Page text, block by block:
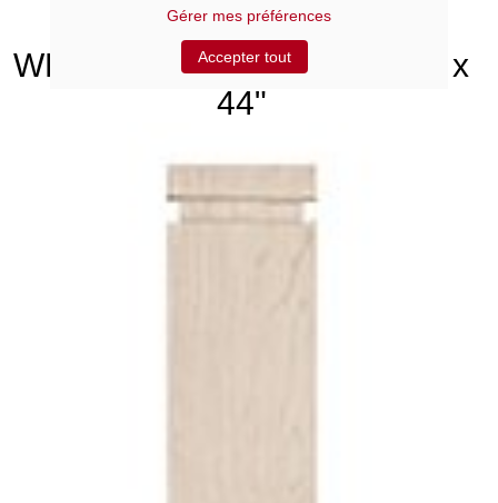
WK21244, Chêne Zen 2-1/2" x
44"
Gérer mes préférences
Accepter tout